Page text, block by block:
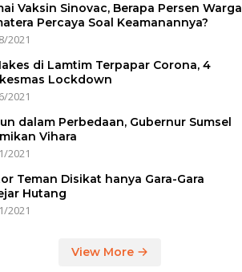
Vaksin Sinovac, Berapa Persen Warga
Percaya Soal Keamanannya?
2021
di Lamtim Terpapar Corona, 4
Lockdown
2021
dalam Perbedaan, Gubernur Sumsel
Vihara
2021
Teman Disikat hanya Gara-Gara
Hutang
2021
View More